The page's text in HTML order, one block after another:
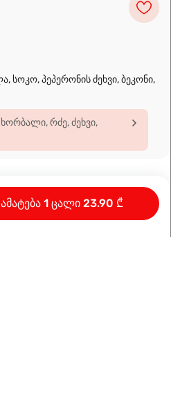
დაგეგმვა
სოკო, პეპერონის ძეხვი, ბეკონი,
რძე, ძეხვი,
1 ცალი 23.90 ₾